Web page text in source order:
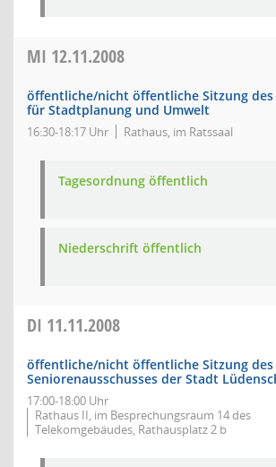
MI 12.11.2008
öffentliche/nicht öffentliche Sitzung des
für Stadtplanung und Umwelt
16:30-18:17 Uhr Rathaus, im Ratssaal
Tagesordnung öffentlich
Niederschrift öffentlich
DI 11.11.2008
öffentliche/nicht öffentliche Sitzung des
Seniorenausschusses der Stadt
17:00-18:00 Uhr
Rathaus II, im Besprechungsraum 14 des
Telekomgebäudes, Rathausplatz 2 b